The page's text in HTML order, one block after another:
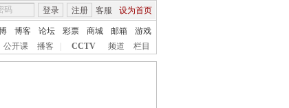
客服 设为首页
登录 注册
博客 论坛 彩票 商城 邮箱
游戏
公开课 播客 CCTV 频道 栏目